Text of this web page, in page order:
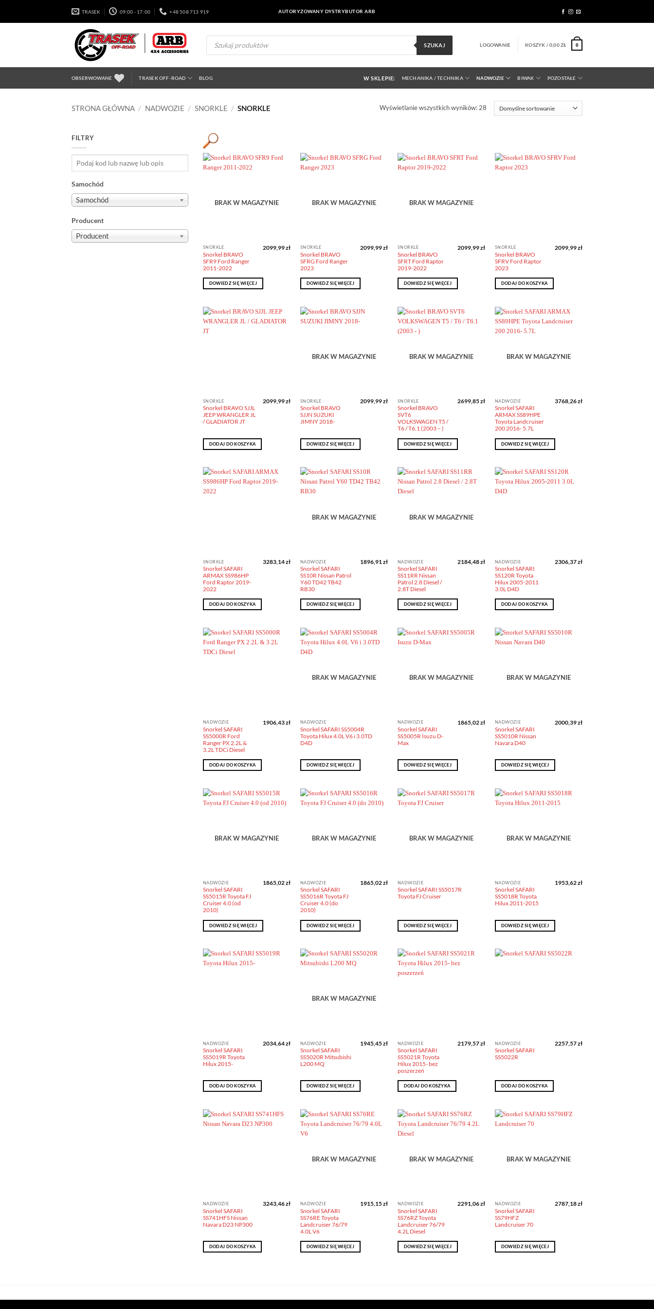
zawartości
TRASEK 09:00 - 17:00 +48 508 713 919 AUTORYZOWANY DYSTRYBUTOR ARB
Wyszukiwarka
produktów
SZUKAJ LOGOWANIE KOSZYK /0,00ZŁ 0
OBSERWOWANE TRASEK OFF-ROAD BLOG W SKLEPIE: MECHANIKA / TECHNIKA NADWOZIE BIWAK POZOSTAŁE
STRONA GŁÓWNA / NADWOZIE / SNORKLE / SNORKLE Wyświetlanie wszystkich wyników: 28
FILTRY
Samochód
Samochód
Producent
Producent
Samochód Producent
BRAK W MAGAZYNIE
SNORKLE
Snorkel BRAVO
SFR9 Ford Ranger
2011-2022
2099,99zł
DOWIEDZ SIĘ WIĘCEJ
BRAK W MAGAZYNIE
SNORKLE
Snorkel BRAVO
SFRG Ford Ranger
2023
2099,99zł
DOWIEDZ SIĘ WIĘCEJ
BRAK W MAGAZYNIE
SNORKLE
Snorkel BRAVO
SFRT Ford Raptor
2019-2022
2099,99zł
DOWIEDZ SIĘ WIĘCEJ
SNORKLE
Snorkel BRAVO
SFRV Ford Raptor
2023
2099,99zł
DODAJ DO KOSZYKA
SNORKLE
Snorkel BRAVO SJJL
JEEP WRANGLER JL
/ GLADIATOR JT
2099,99zł
DODAJ DO KOSZYKA
BRAK W MAGAZYNIE
SNORKLE
Snorkel BRAVO
SJJN SUZUKI
JIMNY 2018-
2099,99zł
DOWIEDZ SIĘ WIĘCEJ
BRAK W MAGAZYNIE
SNORKLE
Snorkel BRAVO
SVT6
VOLKSWAGEN T5 /
T6 / T6.1 (2003 – )
2699,85zł
DOWIEDZ SIĘ WIĘCEJ
BRAK W MAGAZYNIE
NADWOZIE
Snorkel SAFARI
ARMAX SS89HPE
Toyota Landcruiser
200 2016- 5.7L
3768,26zł
DOWIEDZ SIĘ WIĘCEJ
SNORKLE
Snorkel SAFARI
ARMAX SS986HP
Ford Raptor 2019-
2022
3283,14zł
DODAJ DO KOSZYKA
BRAK W MAGAZYNIE
NADWOZIE
Snorkel SAFARI
SS10R Nissan Patrol
Y60 TD42 TB42
RB30
1896,91zł
DOWIEDZ SIĘ WIĘCEJ
BRAK W MAGAZYNIE
NADWOZIE
Snorkel SAFARI
SS11RR Nissan
Patrol 2.8 Diesel /
2.8T Diesel
2184,48zł
DOWIEDZ SIĘ WIĘCEJ
NADWOZIE
Snorkel SAFARI
SS120R Toyota
Hilux 2005-2011
3.0L D4D
2306,37zł
DODAJ DO KOSZYKA
NADWOZIE
Snorkel SAFARI
SS5000R Ford
Ranger PX 2.2L &
3.2L TDCi Diesel
1906,43zł
DODAJ DO KOSZYKA
BRAK W MAGAZYNIE
NADWOZIE
Snorkel SAFARI SS5004R
Toyota Hilux 4.0L V6 i 3.0TD
D4D
DOWIEDZ SIĘ WIĘCEJ
BRAK W MAGAZYNIE
NADWOZIE
Snorkel SAFARI
SS5005R Isuzu D-
Max
1865,02zł
DOWIEDZ SIĘ WIĘCEJ
BRAK W MAGAZYNIE
NADWOZIE
Snorkel SAFARI
SS5010R Nissan
Navara D40
2000,39zł
DOWIEDZ SIĘ WIĘCEJ
BRAK W MAGAZYNIE
NADWOZIE
Snorkel SAFARI
SS5015R Toyota FJ
Cruiser 4.0 (od
2010)
1865,02zł
DOWIEDZ SIĘ WIĘCEJ
BRAK W MAGAZYNIE
NADWOZIE
Snorkel SAFARI
SS5016R Toyota FJ
Cruiser 4.0 (do
2010)
1865,02zł
DOWIEDZ SIĘ WIĘCEJ
BRAK W MAGAZYNIE
NADWOZIE
Snorkel SAFARI SS5017R
Toyota FJ Cruiser
DOWIEDZ SIĘ WIĘCEJ
BRAK W MAGAZYNIE
NADWOZIE
Snorkel SAFARI
SS5018R Toyota
Hilux 2011-2015
1953,62zł
DOWIEDZ SIĘ WIĘCEJ
NADWOZIE
Snorkel SAFARI
SS5019R Toyota
Hilux 2015-
2034,64zł
DODAJ DO KOSZYKA
BRAK W MAGAZYNIE
NADWOZIE
Snorkel SAFARI
SS5020R Mitsubishi
L200 MQ
1945,45zł
DOWIEDZ SIĘ WIĘCEJ
NADWOZIE
Snorkel SAFARI
SS5021R Toyota
Hilux 2015- bez
poszerzeń
2179,57zł
DODAJ DO KOSZYKA
NADWOZIE
Snorkel SAFARI
SS5022R
2257,57zł
DODAJ DO KOSZYKA
NADWOZIE
Snorkel SAFARI
SS741HFS Nissan
Navara D23 NP300
3243,46zł
DODAJ DO KOSZYKA
BRAK W MAGAZYNIE
NADWOZIE
Snorkel SAFARI
SS76RE Toyota
Landcruiser 76/79
4.0L V6
1915,15zł
DOWIEDZ SIĘ WIĘCEJ
BRAK W MAGAZYNIE
NADWOZIE
Snorkel SAFARI
SS76RZ Toyota
Landcruiser 76/79
4.2L Diesel
2291,06zł
DOWIEDZ SIĘ WIĘCEJ
BRAK W MAGAZYNIE
NADWOZIE
Snorkel SAFARI
SS79HFZ
Landcruiser 70
2787,18zł
DOWIEDZ SIĘ WIĘCEJ